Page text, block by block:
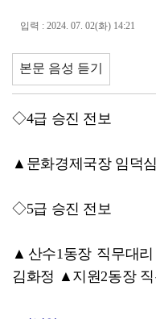
전남광주특별시, 체류형
입력 : 2024. 07. 02(화) 14:21
본문 음성 듣기
◇4급 승진 전보
▲문화경제국장 임덕
◇5급 승진 전보
▲산수1동장 직무대
김화정 ▲지원2동장 직